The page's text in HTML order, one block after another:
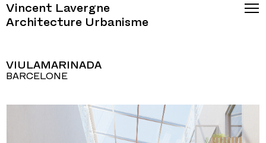
Vincent Lavergne
Architecture Urbanisme
VIULAMARINADA
BARCELONE